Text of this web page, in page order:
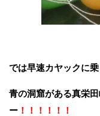
では早速カヤックに
青の洞窟がある真栄
ー ！！！！！！